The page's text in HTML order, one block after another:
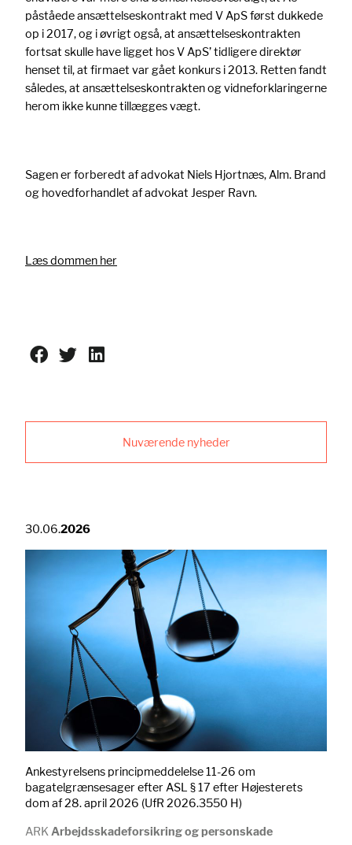
påståede ansættelseskontrakt med V ApS først dukkede
op i 2017, og i øvrigt også, at ansættelseskontrakten
fortsat skulle have ligget hos V ApS’ tidligere direktør
henset til, at firmaet var gået konkurs i 2013. Retten fandt
således, at ansættelseskontrakten og vidneforklaringerne
herom ikke kunne tillægges vægt.
Sagen er forberedt af advokat Niels Hjortnæs, Alm. Brand
og hovedforhandlet af advokat Jesper Ravn.
Læs dommen her
Nuværende nyheder
30.06.2026
Ankestyrelsens principmeddelelse 11-26 om
bagatelgrænsesager efter ASL § 17 efter Højesterets
dom af 28. april 2026 (UfR 2026.3550 H)
ARK Arbejdsskadeforsikring og personskade